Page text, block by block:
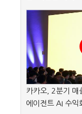
카카오, 2분기 매
에이전트 AI 수익